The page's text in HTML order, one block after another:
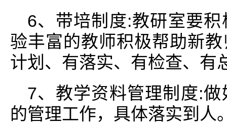
6、带培制度:教研室要
验丰富的教师积极帮助新
计划、有落实、有检查、有
7、教学资料管理制度:
的管理工作，具体落实到人